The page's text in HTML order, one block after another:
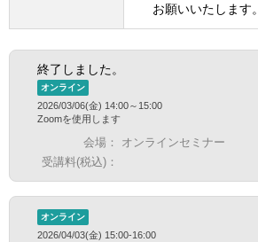
お願いいたします。
終了しました。
オンライン
2026/03/06(金) 14:00～15:00
Zoomを使用します
会場：
オンラインセミナー
受講料(税込)：
オンライン
2026/04/03(金) 15:00-16:00